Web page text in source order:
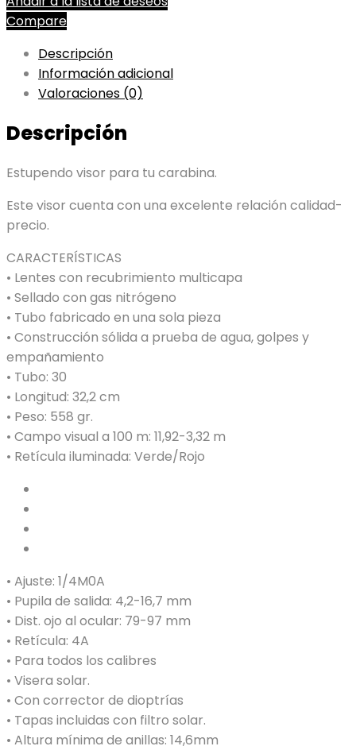
Compare
Descripción
Información adicional
Valoraciones (0)
Descripción
Estupendo visor para tu carabina.
Este visor cuenta con una excelente relación calidad-
precio.
CARACTERÍSTICAS
• Lentes con recubrimiento multicapa
• Sellado con gas nitrógeno
• Tubo fabricado en una sola pieza
• Construcción sólida a prueba de agua, golpes y
empañamiento
• Tubo: 30
• Longitud: 32,2 cm
• Peso: 558 gr.
• Campo visual a 100 m: 11,92-3,32 m
• Retícula iluminada: Verde/Rojo
• Ajuste: 1/4M0A
• Pupila de salida: 4,2-16,7 mm
• Dist. ojo al ocular: 79-97 mm
• Retícula: 4A
• Para todos los calibres
• Visera solar.
• Con corrector de dioptrías
• Tapas incluidas con filtro solar.
• Altura mínima de anillas: 14,6mm